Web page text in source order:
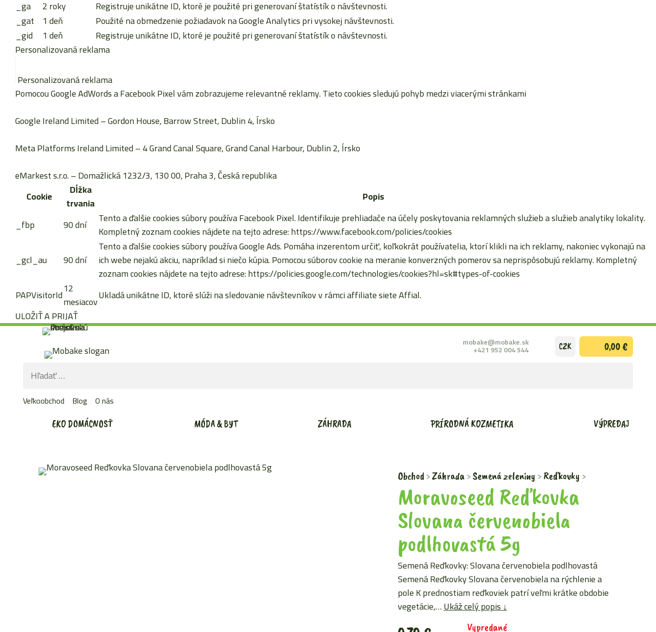
Preskočiť
EKO DOMÁCNOSŤ MÓDA & BYT ZÁHRADA PRÍRODNÁ KOZMETIKA VÝPREDAJ
mobake@mobake.sk
+421 952 004 544
Veľkoobchod Blog O nás
Hľadať:
CZK 0,00 €
Obchod Záhrada Semená zeleniny Reďkovky
Moravoseed Reďkovka
Slovana červenobiela
podlhovastá 5g
Semená Reďkovky: Slovana červenobiela podlhovastá
Semená Reďkovky Slovana červenobiela na rýchlenie a
pole K prednostiam reďkoviek patrí veľmi krátke obdobie
vegetácie,…Ukáž celý popis ↓
Vypredané
_ga
2 roky
Registruje unikátne ID, ktoré je použité pri generovaní štatístík o návštevnosti.
_gat
1 deň
Použité na obmedzenie požiadavok na Google Analytics pri vysokej návštevnosti.
_gid
1 deň
Registruje unikátne ID, ktoré je použité pri generovaní štatístík o návštevnosti.
Personalizovaná reklama
Personalizovaná reklama
Pomocou Google AdWords a Facebook Pixel vám zobrazujeme relevantné reklamy. Tieto cookies sledujú pohyb medzi viacerými stránkami
Google Ireland Limited– Gordon House, Barrow Street, Dublin 4, Írsko
Meta Platforms Ireland Limited– 4 Grand Canal Square, Grand Canal Harbour, Dublin 2, Írsko
eMarkest s.r.o.– Domažlická 1232/3, 130 00, Praha 3, Česká republika
Cookie
Dĺžka
trvania
Popis
_fbp
90 dní
Tento a ďalšie cookies súbory používa Facebook Pixel. Identifikuje prehliadače na účely poskytovania reklamných služieb a služieb analytiky lokality.
Kompletný zoznam cookies nájdete na tejto adrese: https://www.facebook.com/policies/cookies
_gcl_au
90 dní
Tento a ďalšie cookies súbory používa Google Ads. Pomáha inzerentom určiť, koľkokrát používatelia, ktorí klikli na ich reklamy, nakoniec vykonajú na
ich webe nejakú akciu, napríklad si niečo kúpia. Pomocou súborov cookie na meranie konverzných pomerov sa neprispôsobujú reklamy. Kompletný
zoznam cookies nájdete na tejto adrese: https://policies.google.com/technologies/cookies?hl=sk#types-of-cookies
PAPVisitorId12
mesiacovUkladá unikátne ID, ktoré slúži na sledovanie návštevníkov v rámci affiliate siete Affial.
ULOŽIŤ A PRIJAŤ